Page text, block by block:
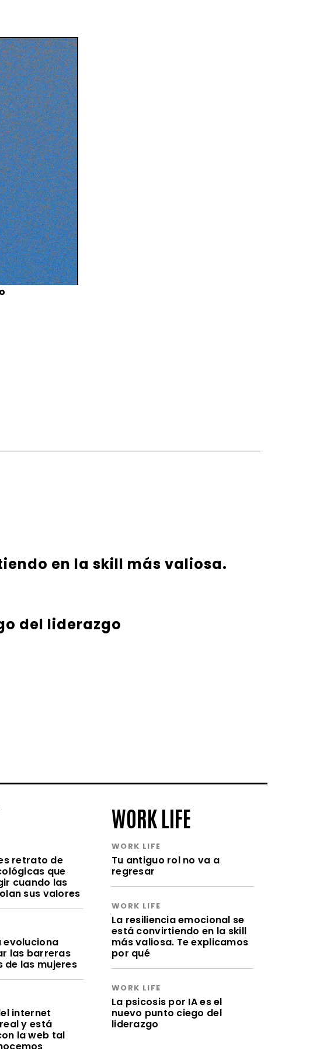
en la skill más valiosa.
del liderazgo
es retrato de
que
cuando las
sus valores
evoluciona
las barreras
de las mujeres
internet
y está
la web tal
WORK LIFE
WORK LIFE
Tu antiguo rol no va a
regresar
WORK LIFE
La resiliencia emocional se
está convirtiendo en la skill
más valiosa. Te explicamos
por qué
WORK LIFE
La psicosis por IA es el
nuevo punto ciego del
liderazgo